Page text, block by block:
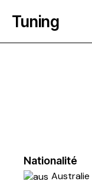
Tuning
Nationalité
Australie